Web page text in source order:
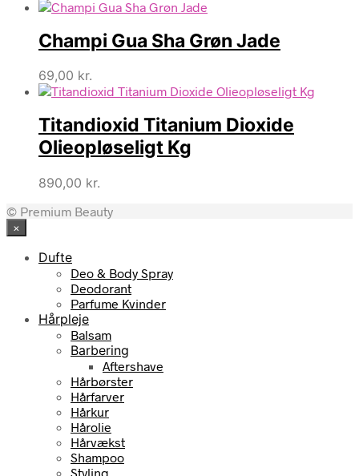
Champi Gua Sha Grøn Jade
69,00 kr.
Titandioxid Titanium Dioxide
Olieopløseligt Kg
890,00 kr.
© Premium Beauty
×
Dufte
Deo & Body Spray
Deodorant
Parfume Kvinder
Hårpleje
Balsam
Barbering
Aftershave
Hårbørster
Hårfarver
Hårkur
Hårolie
Hårvækst
Shampoo
Styling